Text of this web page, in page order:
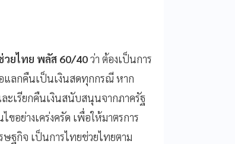
วยไทย พลัส 60/40ว่า ต้องเป็นการ
แลกคืนเป็นเงินสดทุกกรณี หาก
ละเรียกคืนเงินสนับสนุนจากภาครัฐ
อย่างเคร่งครัด เพื่อให้มาตรการ
ฐกิจ เป็นการไทยช่วยไทยตาม